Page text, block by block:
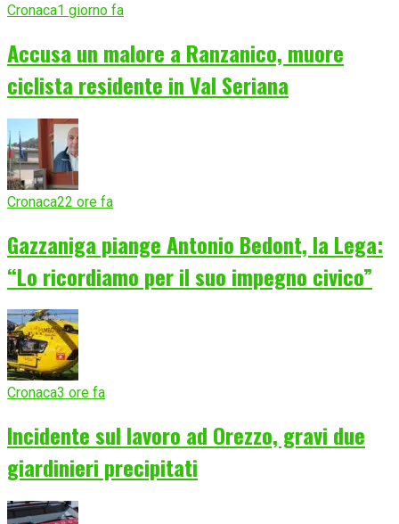
Cronaca1 giorno fa
Accusa un malore a Ranzanico, muore
ciclista residente in Val Seriana
Cronaca22 ore fa
Gazzaniga piange Antonio Bedont, la Lega:
“Lo ricordiamo per il suo impegno civico”
Cronaca3 ore fa
Incidente sul lavoro ad Orezzo, gravi due
giardinieri precipitati